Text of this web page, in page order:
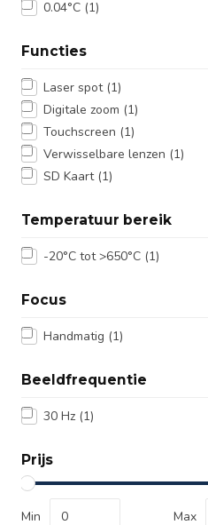
0.04°C (1)
Functies
Laser spot (1)
Digitale zoom (1)
Touchscreen (1)
Verwisselbare lenzen (1)
SD Kaart (1)
Temperatuur bereik
-20°C tot >650°C (1)
Focus
Handmatig (1)
Beeldfrequentie
30 Hz (1)
Prijs
Min Max